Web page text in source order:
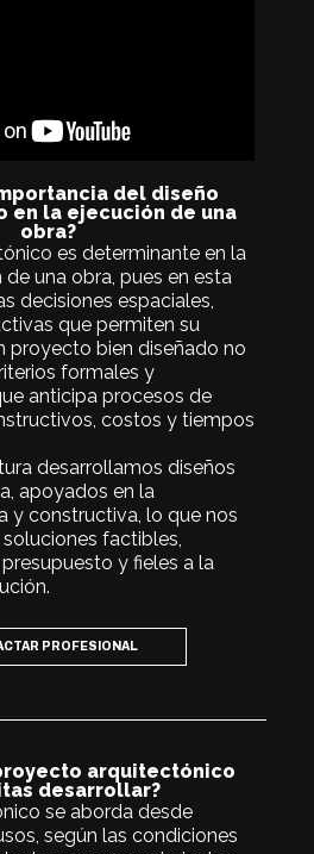
del diseño
en la ejecución de una
obra?
es determinante en la
una obra, pues en esta
decisiones espaciales,
que permiten su
proyecto bien diseñado no
formales y
anticipa procesos de
costos y tiempos
desarrollamos diseños
apoyados en la
y constructiva, lo que nos
factibles,
y fieles a la
PROFESIONAL
arquitectónico
desarrollar?
se aborda desde
según las condiciones